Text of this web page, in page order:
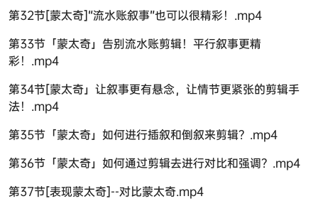
第32节[蒙太奇]“流水账叙事”也可以很精彩！.mp4
第33节「蒙太奇」告别流水账剪辑！平行叙事更精
彩！.mp4
第34节[蒙太奇」让叙事更有悬念，让情节更紧张的剪辑手
法！.mp4
第35节「蒙太奇」如何进行插叙和倒叙来剪辑？.mp4
第36节「蒙太奇」如何通过剪辑去进行对比和强调？.mp4
第37节[表现蒙太奇]--对比蒙太奇.mp4